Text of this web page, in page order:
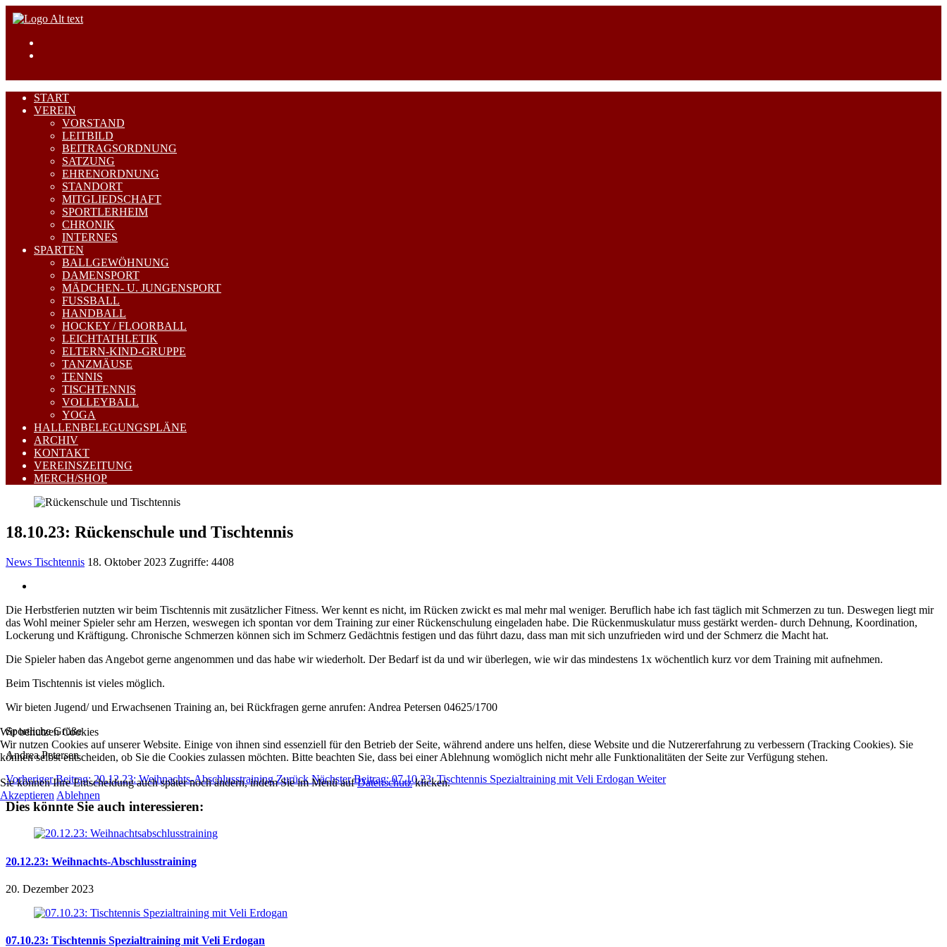
START
VEREIN
VORSTAND
LEITBILD
BEITRAGSORDNUNG
SATZUNG
EHRENORDNUNG
STANDORT
MITGLIEDSCHAFT
SPORTLERHEIM
CHRONIK
INTERNES
SPARTEN
BALLGEWÖHNUNG
DAMENSPORT
MÄDCHEN- U. JUNGENSPORT
FUSSBALL
HANDBALL
HOCKEY / FLOORBALL
LEICHTATHLETIK
ELTERN-KIND-GRUPPE
TANZMÄUSE
TENNIS
TISCHTENNIS
VOLLEYBALL
YOGA
HALLENBELEGUNGSPLÄNE
ARCHIV
KONTAKT
VEREINSZEITUNG
MERCH/SHOP
18.10.23: Rückenschule und Tischtennis
News Tischtennis 18. Oktober 2023 Zugriffe: 4408
Die Herbstferien nutzten wir beim Tischtennis mit zusätzlicher Fitness. Wer kennt es nicht, im Rücken zwickt es mal mehr mal weniger. Beruflich habe ich fast täglich mit Schmerzen zu tun. Deswegen liegt mir
das Wohl meiner Spieler sehr am Herzen, weswegen ich spontan vor dem Training zur einer Rückenschulung eingeladen habe. Die Rückenmuskulatur muss gestärkt werden- durch Dehnung, Koordination,
Lockerung und Kräftigung. Chronische Schmerzen können sich im Schmerz Gedächtnis festigen und das führt dazu, dass man mit sich unzufrieden wird und der Schmerz die Macht hat.
Die Spieler haben das Angebot gerne angenommen und das habe wir wiederholt. Der Bedarf ist da und wir überlegen, wie wir das mindestens 1x wöchentlich kurz vor dem Training mit aufnehmen.
Beim Tischtennis ist vieles möglich.
Wir bieten Jugend/ und Erwachsenen Training an, bei Rückfragen gerne anrufen: Andrea Petersen 04625/1700
Sportliche Grüße
Andrea Petersen
Vorheriger Beitrag: 20.12.23: Weihnachts-AbschlusstrainingZurück Nächster Beitrag: 07.10.23: Tischtennis Spezialtraining mit Veli Erdogan Weiter
Dies könnte Sie auch interessieren:
20.12.23: Weihnachts-Abschlusstraining
20. Dezember 2023
07.10.23: Tischtennis Spezialtraining mit Veli Erdogan
Wir benutzen Cookies
Wir nutzen Cookies auf unserer Website. Einige von ihnen sind essenziell für den Betrieb der Seite, während andere uns helfen, diese Website und die Nutzererfahrung zu verbessern (Tracking Cookies). Sie
können selbst entscheiden, ob Sie die Cookies zulassen möchten. Bitte beachten Sie, dass bei einer Ablehnung womöglich nicht mehr alle Funktionalitäten der Seite zur Verfügung stehen.
Sie können Ihre Entscheidung auch später noch ändern, indem Sie im Menü aufDatenschutzklicken.
Akzeptieren Ablehnen